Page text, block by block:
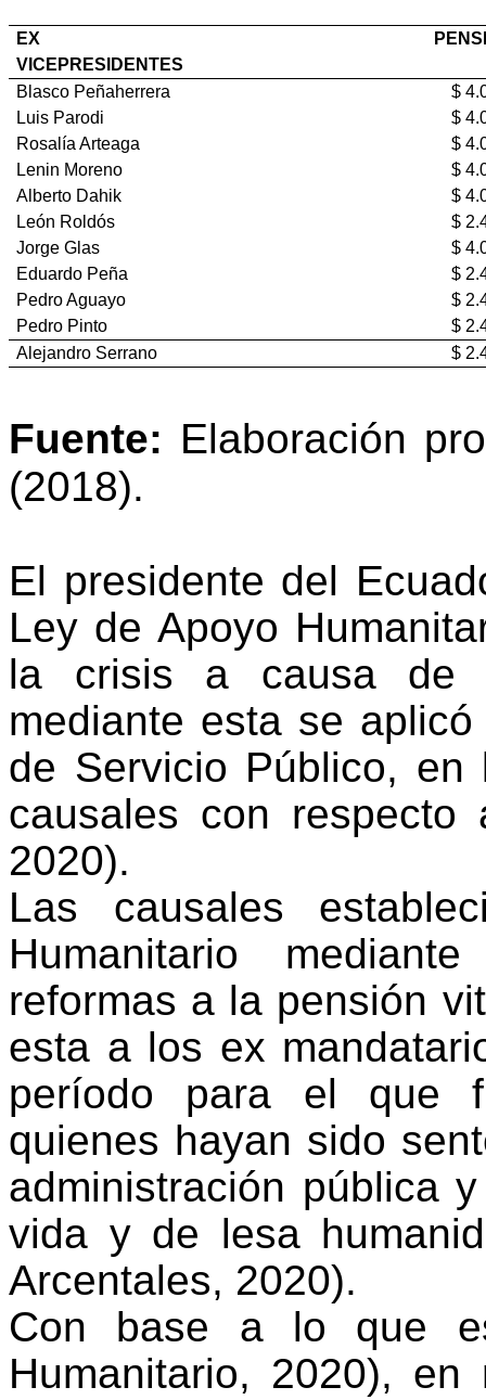
EX
VICEPRESIDENTES
Blasco Peñaherrera
$
Luis Parodi
$
Rosalía Arteaga
$
Lenin Moreno
$
Alberto Dahik
$
León Roldós
$
Jorge Glas
$
Eduardo Peña
$
Pedro Aguayo
$
Pedro Pinto
$
Alejandro Serrano
$
Fuente: Elaboración
(2018).
El presidente del
Ley de Apoyo
la crisis a causa de
mediante esta se
de Servicio Público,
causales con
2020).
Las causales
Humanitario
reformas a la pensión
esta a los ex
período para el que
quienes hayan sido
administración pública
vida y de lesa
Arcentales, 2020).
Con base a lo que
Humanitario, 2020),